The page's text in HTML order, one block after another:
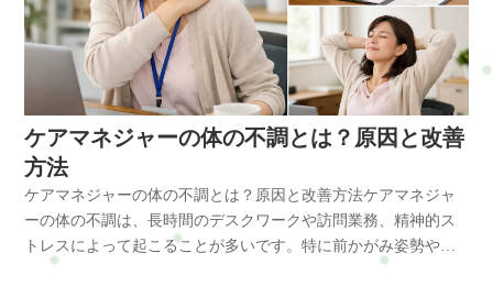
時間のセルフケア、適切な休息を意識することが大切です。横
浜・戸塚・戸塚区で育児中の体の不調に悩んでいる方は、早め
に体のケアを取り入れてみてください。初めての方はまずこち
らへRefresh Jamーロードマップ◆ 安心できる施術を、1度体験し
てみるお申し込み方法はこちら・ホットペッパービューティ
ー…予約可・LINE公式…予約・トークでやり取り・お得情報・
楽天ビューティー…予約可・minimo…予約可・誰でも使える
WEB予約…予約可※掲載サイトによって料金やコースが違いま
す。無理なく、安心して選んでくださいね。#ui-datepicker-div{z-
index:10000 !important;}.ui-datepicker-calendar th,.ui-datepicker-
予約可・minimo…予約可・誰でも使えるWEB予約…予約可※掲
載サイトによって料金やコースが違います。無理なく、安心し
て選んでくださいね。#ui-datepicker-div{z-index:10000
!important;}.ui-datepicker-calendar th,.ui-datepicker-calendar td{min-
width:unset !important;}select.ui-datepicker-year,select.ui-datepicker-
month{height:2em !important;gap:5px;}span.del +
span.del{display:none !important;}お問合せ・ご予約フォーム内容
の確認以下の内容で送信します。よろしいですか？氏名必須メ
ールアドレス必須お問い合わせ内容必須お問い合わせ内容によ
っては回答できない場合もございますのであらかじめご了承く
ださい。プライバシーポリシーにご同意の上、お問い合わせ内
姿勢、睡眠不足などが重なることで起こりやすくなります。特
に僧帽筋や肩甲挙筋、小胸筋の緊張が強くなると肩甲骨の動き
が悪くなり、肩こりが慢性化することがあります。日常の姿勢
を見直し、肩甲骨を動かすセルフケアを取り入れることで負担
を減らすことができます。横浜・戸塚・戸塚区で育児による体
の不調に悩んでいる方は、早めのケアを意識することが大切で
す。初めての方はまずこちらへRefresh Jamーロードマップ◆ 安
心できる施術を、1度体験してみるお申し込み方法はこちら・ホ
ットペッパービューティー…予約可・LINE公式…予約・トーク
でやり取り・お得情報・楽天ビューティー…予約可・minimo…
える施術を行います。また、背骨や股関節の動きが改善する
と、抱っこや立ち上がり動作の負担が軽くなることもありま
す。育児中の腰痛は無理を続けるほど悪化しやすいため、体の
バランスを整えながらセルフケアを取り入れることが大切で
す。横浜や戸塚、戸塚区で育児による腰痛に悩む方も、体の状
態を整えることで日常の動作が楽になることがあります。横浜
市戸塚区で体の不調にお悩みの方は、整体・自宅サロンRefresh
Jamへお気軽にご相談ください。肩こりや腰痛など日常生活で起
こりやすい不調のケアを通して、今の生活や仕事を続けられる
カラダとココロづくりをサポートしています。よくある質問Q:
を張りすぎない・長時間同じ姿勢を続けない・肩甲骨を軽く動
かす・背中を丸めすぎない・授乳クッションを活用する・胸を
開くストレッチを行うおすすめなのは、肩甲骨を軽く寄せる動
きです。肩甲骨が動くことで背中の筋肉の血流が良くなり、張
りや痛みが和らぎやすくなります。背中の痛みを改善するため
には、肩甲骨を動かして背中の筋肉の緊張を緩めることが重要
です。整体で出来ること整体では、背中の筋肉だけでなく肩甲
骨や背骨の動きを確認しながら体のバランスを整えていきま
す。僧帽筋や菱形筋、広背筋などの緊張を緩めながら、肩甲骨
の動きを改善する施術を行います。また、姿勢のバランスを整
えることで抱っこや授乳時の負担が軽くなることもあります。
ます。特に猫背姿勢が続くと胸の筋肉が縮み、肩甲骨が外側へ
広がりやすくなります。肩甲骨が動きにくくなると、背中の筋
肉が常に緊張し、張りや痛みとして感じやすくなります。さら
に肩甲骨の動きが悪くなると、次のような不調につながること
があります。・肩こり・首こり・背中の張り・頭痛・腕のだる
さ肩甲骨の動きは姿勢と大きく関係しており、猫背姿勢が続く
ほど肩甲骨周りの負担は増えていきます。放置するとどうなる
肩甲骨周りの痛みをそのままにしていると、体のバランスが崩
れ次のような不調につながることがあります。・慢性的な肩こ
り・背中の張り・首こり・頭痛・姿勢の悪化育児中は同じ姿勢
が続きやすく、筋肉が回復する前に負担がかかることが多くな
肩こり首こり腰痛背中の張り頭痛眼精疲労自律神経の乱れ受付
やパソコン作業が中心になるため、同じ姿勢が続き筋肉に負担
が集中します。その結果、筋肉の緊張や血流低下が起こり体の
不調につながります。なぜ体の不調が起きやすいのか医療事務
の仕事では次のような環境が体の負担になります。長時間座り
姿勢パソコン作業前かがみ姿勢猫背姿勢運動不足特に猫背姿勢
になると次の筋肉に負担がかかります。僧帽筋肩甲挙筋小胸筋
胸郭出口猫背姿勢になると頭の重さが首や肩に集中し、筋肉が
常に引っ張られる状態になります。人の頭の重さは約4～6kgあ
るため、前に傾くほど首の負担は大きくなります。体に起こる
ケアマネジャーの体の不調とは？原因と改善
方法
ケアマネジャーの体の不調とは？原因と改善方法ケアマネジャ
ーの体の不調は、長時間のデスクワークや訪問業務、精神的ス
トレスによって起こることが多いです。特に前かがみ姿勢や同